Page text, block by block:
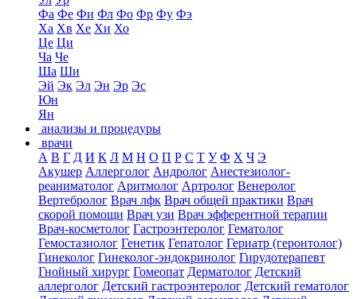
Фа Фе Фи Фл Фо Фр Фу Фэ
Ха Хв Хе Хи Хо
Це Ци
Ча Че
Ша Ши
Эй Эк Эл Эн Эр Эс
Юн
Ян
анализы и процедуры
врачи
А В Г Д И К Л М Н О П Р С Т У Ф Х Ч Э
Акушер Аллерголог Андролог Анестезиолог-
реаниматолог Аритмолог Артролог Венеролог
Вертебролог Врач лфк Врач общей практики Врач
скорой помощи Врач узи Врач эфферентной терапии
Врач-косметолог Гастроэнтеролог Гематолог
Гемостазиолог Генетик Гепатолог Гериатр (геронтолог)
Гинеколог Гинеколог-эндокринолог Гирудотерапевт
Гнойный хирург Гомеопат Дерматолог Детский
аллерголог Детский гастроэнтеролог Детский гематолог